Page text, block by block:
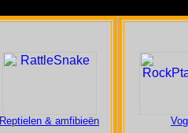
Reptielen & amfibieën